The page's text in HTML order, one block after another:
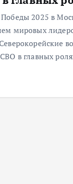
2025 в
мировых
в главных